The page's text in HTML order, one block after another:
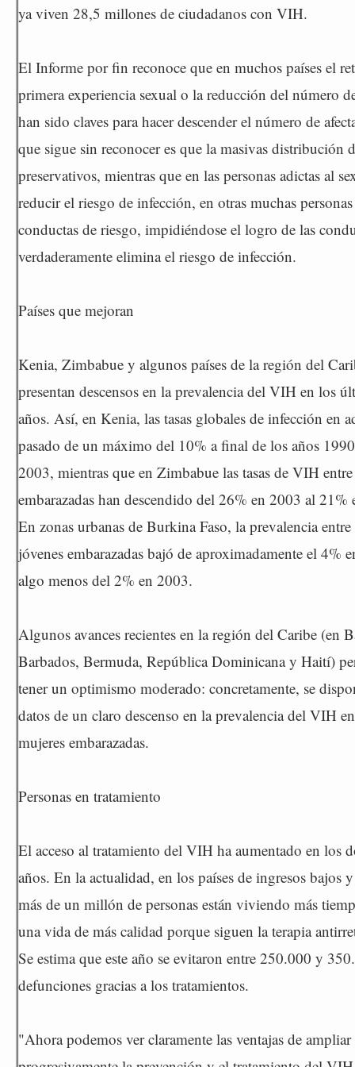
ya viven 28,5 millones de ciudadanos con VIH.
El Informe por fin reconoce que en muchos países el
primera experiencia sexual o la reducción del número
han sido claves para hacer descender el número de
que sigue sin reconocer es que la masivas distribución
preservativos, mientras que en las personas adictas al
reducir el riesgo de infección, en otras muchas
conductas de riesgo, impidiéndose el logro de las
verdaderamente elimina el riesgo de infección.
Países que mejoran
Kenia, Zimbabue y algunos países de la región del
presentan descensos en la prevalencia del VIH en los
años. Así, en Kenia, las tasas globales de infección en
pasado de un máximo del 10% a final de los años
2003, mientras que en Zimbabue las tasas de VIH
embarazadas han descendido del 26% en 2003 al 21%
En zonas urbanas de Burkina Faso, la prevalencia
jóvenes embarazadas bajó de aproximadamente el 4%
algo menos del 2% en 2003.
Algunos avances recientes en la región del Caribe (en
Barbados, Bermuda, República Dominicana y Haití)
tener un optimismo moderado: concretamente, se
datos de un claro descenso en la prevalencia del VIH
mujeres embarazadas.
Personas en tratamiento
El acceso al tratamiento del VIH ha aumentado en los
años. En la actualidad, en los países de ingresos bajos
más de un millón de personas están viviendo más
una vida de más calidad porque siguen la terapia
Se estima que este año se evitaron entre 250.000 y
defunciones gracias a los tratamientos.
"Ahora podemos ver claramente las ventajas de ampliar